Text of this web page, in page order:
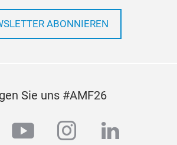
ABONNIEREN
Sie uns #AMF26
youtubeinstagram
linkedin